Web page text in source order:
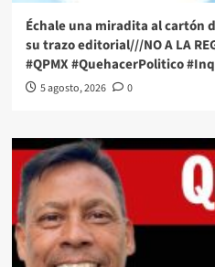
Échale una miradita al cartón
su trazo editorial///NO A LA
#QPMX #QuehacerPolitico
5 agosto, 2026 0